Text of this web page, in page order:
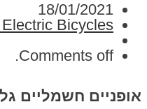
18/01/2021
Bicycles
Comments off.